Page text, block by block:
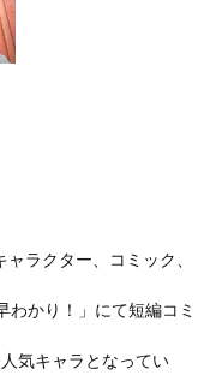
ラクター、コミック、
かり！」にて短編コミ
気キャラとなってい